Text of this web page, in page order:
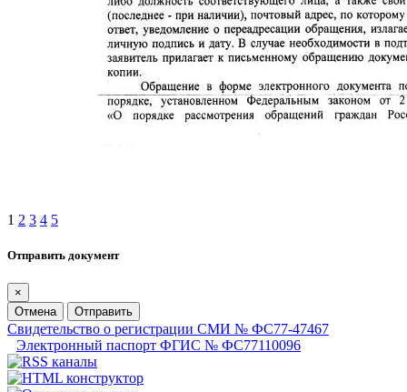
1 2 3 4 5
Отправить документ
×
Отмена
Отправить
Свидетельство о регистрации СМИ № ФС77-47467
Электронный паспорт ФГИС № ФС77110096